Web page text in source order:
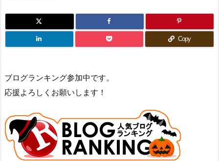
Copy
ブログランキング参加中です。
応援よろしくお願いします！